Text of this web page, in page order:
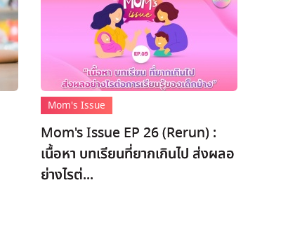
Mom's Issue
Mom's Issue EP 26 (Rerun) :
เนื้อหา บทเรียนที่ยากเกินไป ส่งผลอ
ย่างไรต่...